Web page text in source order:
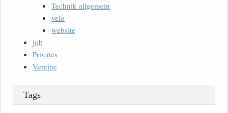
Technik allgemein
velo
website
job
Privates
Vereine
Tags